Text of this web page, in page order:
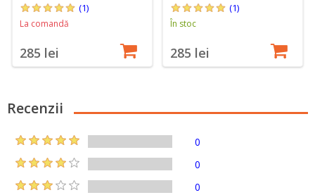
(1)
La comandă
285 lei
(1)
În stoc
285 lei
Recenzii
0
0
0